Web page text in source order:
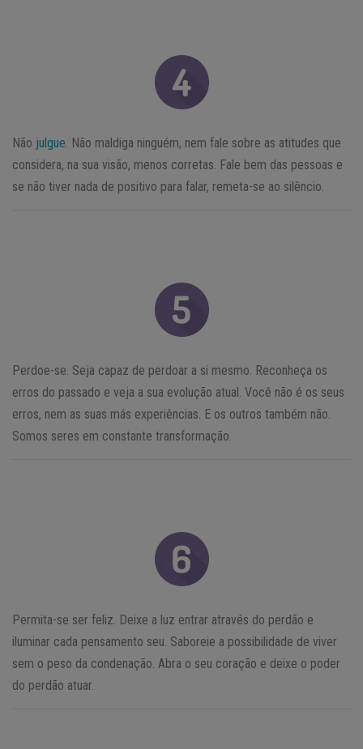
Não julgue . Não maldiga ninguém, nem fale sobre as atitudes que
considera, na sua visão, menos corretas. Fale bem das pessoas e
se não tiver nada de positivo para falar, remeta-se ao silêncio.
Perdoe-se. Seja capaz de perdoar a si mesmo. Reconheça os
erros do passado e veja a sua evolução atual. Você não é os seus
erros, nem as suas más experiências. E os outros também não.
Somos seres em constante transformação.
Permita-se ser feliz. Deixe a luz entrar através do perdão e
iluminar cada pensamento seu. Saboreie a possibilidade de viver
sem o peso da condenação. Abra o seu coração e deixe o poder
do perdão atuar.